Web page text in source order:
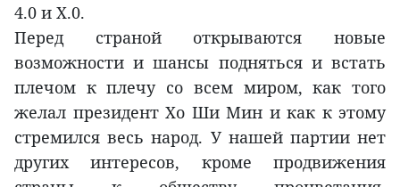
4.0 и X.0.
Перед страной открываются новые
возможности и шансы подняться и встать
плечом к плечу со всем миром, как того
желал президент Хо Ши Мин и как к этому
стремился весь народ. У нашей партии нет
других интересов, кроме продвижения